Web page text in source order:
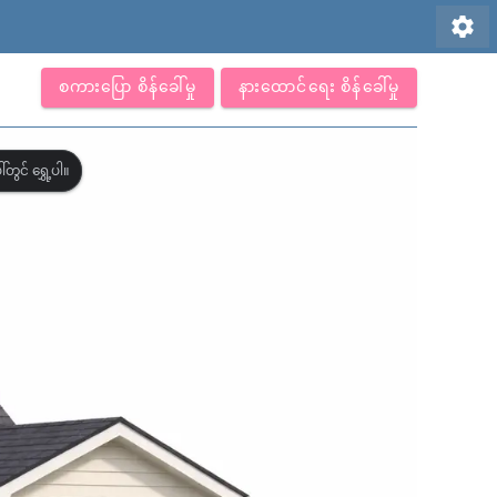
settings
စကားပြော စိန်ခေါ်မှု နားထောင်ရေး စိန်ခေါ်မှု
င် ရွှေ့ပါ။